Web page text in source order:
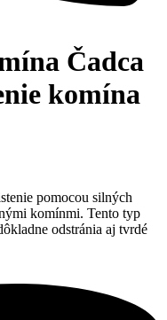
Čadca
komína
pomocou silných
komínmi. Tento typ
odstránia aj tvrdé